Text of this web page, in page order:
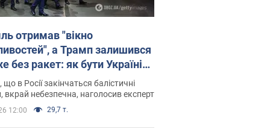
отримав "вікно
а Трамп залишився
без ракет: як бути Україні?
з Мельником
в Росії закінчаться балістичні
вкрай небезпечна, наголосив експерт
12:00 29,7 т.